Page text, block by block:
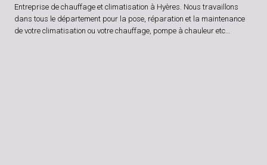
Entreprise de chauffage et climatisation à Hyères. Nous travaillons
dans tous le département pour la pose, réparation et la maintenance
de votre climatisation ou votre chauffage, pompe à chauleur etc…